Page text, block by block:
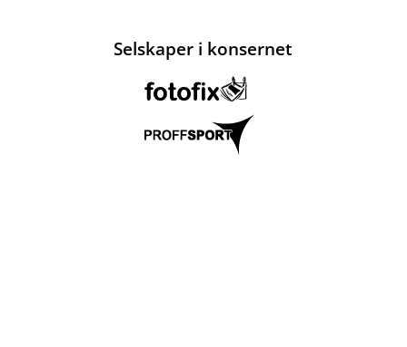
Selskaper i konsernet